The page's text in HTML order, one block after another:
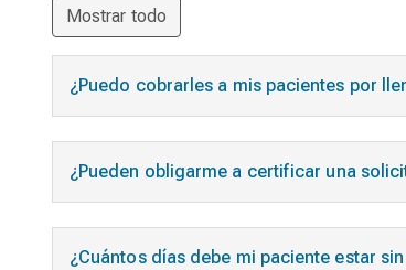
Mostrar todo
¿Puedo cobrarles a mis pacientes por
¿Pueden obligarme a certificar una
¿Cuántos días debe mi paciente estar